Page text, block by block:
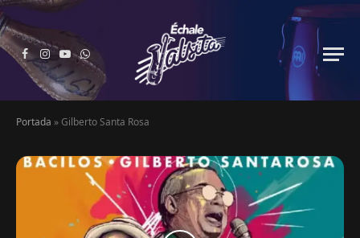
Facebook
Instagram
YouTubeWhatsApp
Portada »Gilberto Santa Rosa